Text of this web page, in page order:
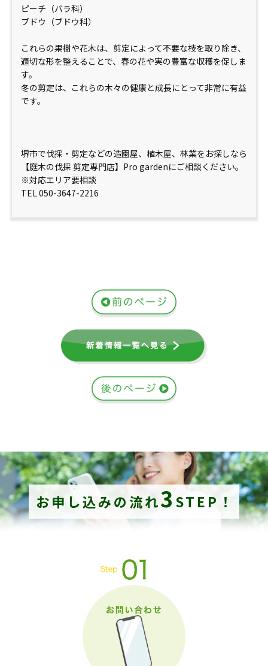
ピーチ（バラ科）
ブドウ（ブドウ科）
これらの果樹や花木は、剪定によって不要な枝を取り除き、
適切な形を整えることで、春の花や実の豊富な収穫を促しま
す。
冬の剪定は、これらの木々の健康と成長にとって非常に有益
です。
堺市で伐採・剪定などの造園屋、植木屋、林業をお探しなら
【庭木の伐採 剪定専門店】Pro gardenにご相談ください。
※対応エリア要相談
TEL 050-3647-2216
お申し込みの流れ3 STEP！